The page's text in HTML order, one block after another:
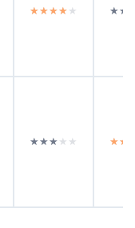
★★★★★
★★★★★
★★★★★
★★★★★